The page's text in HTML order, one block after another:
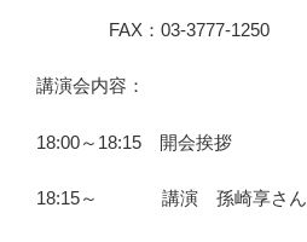
FAX：03-3777-1250
講演会内容：
18:00～18:15 開会挨拶
18:15～ 講演 孫崎享さん